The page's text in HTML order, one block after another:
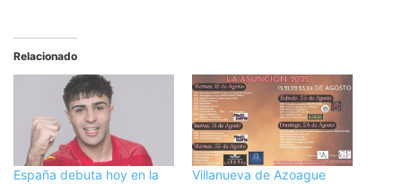
Relacionado
España debuta hoy en la
Villanueva de Azoague